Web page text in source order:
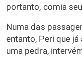
portanto, comia
Numa das
entanto, Peri que
uma pedra,